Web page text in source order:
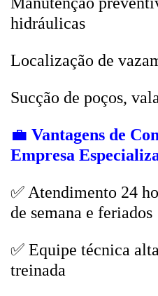
hidráulicas
Localização de
Sucção de poços,
💼 Vantagens de
Empresa
✅ Atendimento 24
de semana e feriados
✅ Equipe técnica
treinada